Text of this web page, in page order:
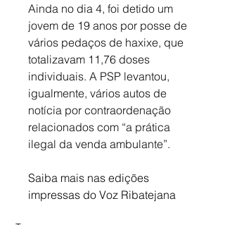
Ainda no dia 4, foi detido um
jovem de 19 anos por posse de
vários pedaços de haxixe, que
totalizavam 11,76 doses
individuais. A PSP levantou,
igualmente, vários autos de
notícia por contraordenação
relacionados com “a prática
ilegal da venda ambulante”.
Saiba mais nas edições
impressas do Voz Ribatejana